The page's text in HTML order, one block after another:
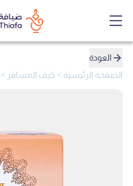
العودة
الصفحة الرئيسية > كيف المسافر >